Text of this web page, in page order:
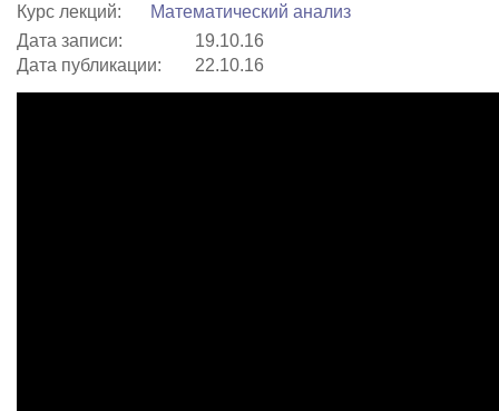
Курс лекций:
Математический анализ
Дата записи:
19.10.16
Дата публикации:
22.10.16